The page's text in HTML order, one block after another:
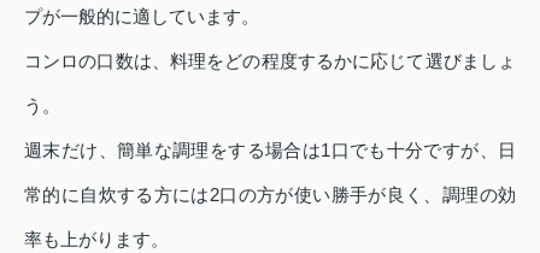
プが一般的に適しています。
コンロの口数は、料理をどの程度するかに応じて選びましょ
う。
週末だけ、簡単な調理をする場合は1口でも十分ですが、日
常的に自炊する方には2口の方が使い勝手が良く、調理の効
率も上がります。